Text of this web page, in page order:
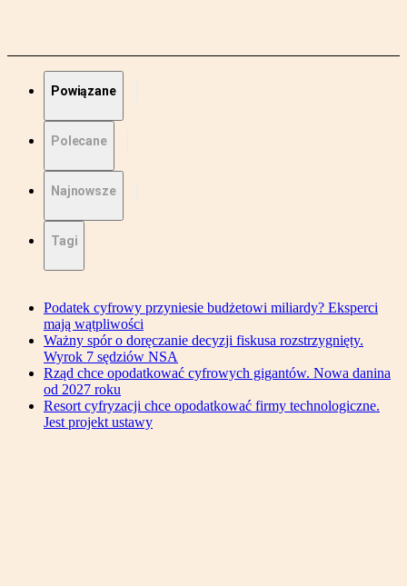
Powiązane
Polecane
Najnowsze
Tagi
Podatek cyfrowy przyniesie budżetowi miliardy? Eksperci
mają wątpliwości
Ważny spór o doręczanie decyzji fiskusa rozstrzygnięty.
Wyrok 7 sędziów NSA
Rząd chce opodatkować cyfrowych gigantów. Nowa danina
od 2027 roku
Resort cyfryzacji chce opodatkować firmy technologiczne.
Jest projekt ustawy